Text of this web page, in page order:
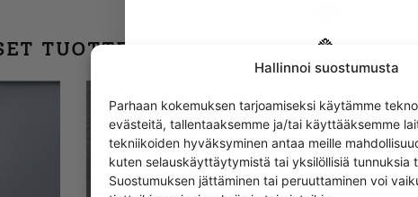
Hallinnoi suostumusta
Parhaan kokemuksen tarjoamiseksi käytämme
evästeitä, tallentaaksemme ja/tai käyttääksemme
tekniikoiden hyväksyminen antaa meille
kuten selauskäyttäytymistä tai yksilöllisiä tunnuksia
Suostumuksen jättäminen tai peruuttaminen voi
TUOTTEET
Get -5%
off?
Yes! I want the